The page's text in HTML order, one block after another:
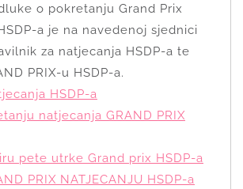
o pokretanju Grand Prix
a je na navedenoj sjednici
za natjecanja HSDP-a te
PRIX-u HSDP-a.
HSDP-a
natjecanja GRAND PRIX
pete utrke Grand prix HSDP-a
PRIX NATJECANJU HSDP-a